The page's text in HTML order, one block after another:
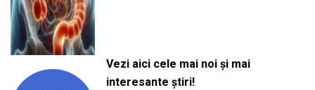
Vezi aici cele mai noi și mai
interesante știri!